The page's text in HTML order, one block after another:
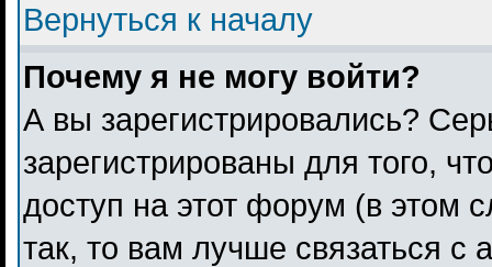
Вернуться к началу
Почему я не могу войти?
А вы зарегистрировались?
зарегистрированы для того,
доступ на этот форум (в этом
так, то вам лучше связаться